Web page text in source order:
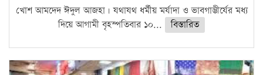
খোশ আমদেদ ঈদুল আজহা। যথাযথ ধর্মীয় মর্যাদা ও ভাবগাম্ভীর্যের মধ্য
দিয়ে আগামী বৃহস্পতিবার ১০...
বিস্তারিত